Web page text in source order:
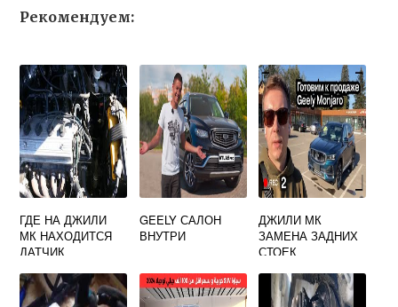
Рекомендуем:
ГДЕ НА ДЖИЛИ
МК НАХОДИТСЯ
ДАТЧИК
ХОДА
GEELY САЛОН
ВНУТРИ
ДЖИЛИ МК
ЗАМЕНА ЗАДНИХ
СТОЕК